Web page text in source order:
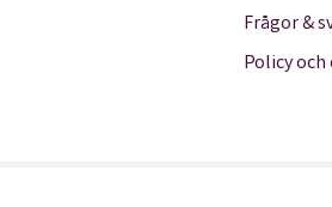
Frågor &
Policy och